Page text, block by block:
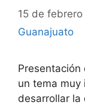
15 de
Guanajuato
Presentación
un tema muy
desarrollar la